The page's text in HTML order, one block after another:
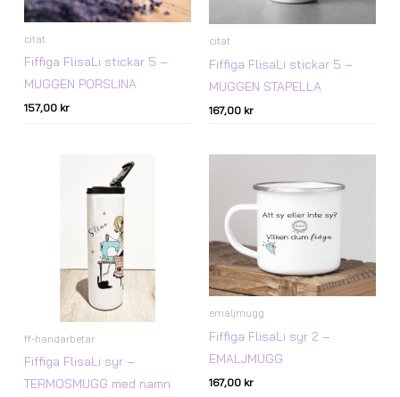
citat
Fiffiga FlisaLi stickar 5 –
MUGGEN PORSLINA
157,00 kr
citat
Fiffiga FlisaLi stickar 5 –
MUGGEN STAPELLA
167,00 kr
ff-handarbetar
Fiffiga FlisaLi syr –
TERMOSMUGG med namn
emaljmugg
Fiffiga FlisaLi syr 2 –
EMALJMUGG
167,00 kr